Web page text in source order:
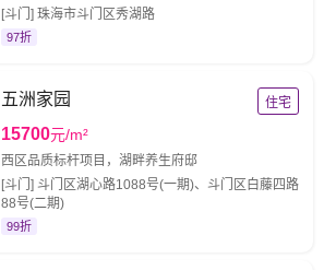
[斗门] 珠海市斗门区秀湖路
97折
五洲家园 住宅
15700元/m²
西区品质标杆项目，湖畔养生府邸
[斗门] 斗门区湖心路1088号(一期)、斗门区白藤四路
88号(二期)
99折